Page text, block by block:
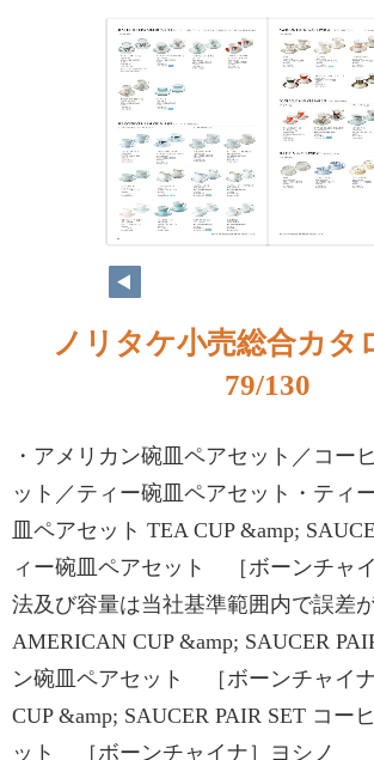
ノリタケ小売総合カタ
79/130
・アメリカン碗皿ペアセット／コー
ット／ティー碗皿ペアセット・ティ
皿ペアセット TEA CUP &amp;
ィー碗皿ペアセット ［ボーンチャ
法及び容量は当社基準範囲内で誤差
AMERICAN CUP &amp; SAUCER
ン碗皿ペアセット ［ボーンチャイ
CUP &amp; SAUCER PAIR SET コー
ット ［ボーンチャイナ］ヨシノ